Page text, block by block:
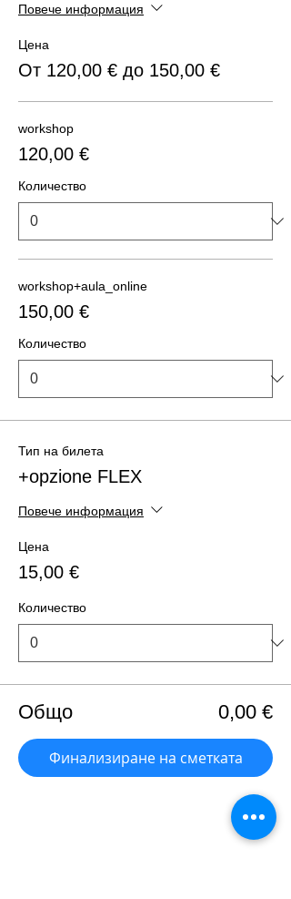
Повече информация
Цена
От 120,00 € до 150,00 €
workshop
120,00 €
Количество
workshop+aula_online
150,00 €
Количество
Тип на билета
+opzione FLEX
Повече информация
Цена
15,00 €
Количество
Общо 0,00 €
Финализиране на сметката